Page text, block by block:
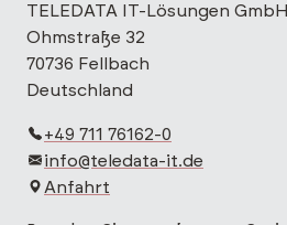
TELEDATA IT-Lösungen GmbH
Ohmstraße 32
70736 Fellbach
Deutschland
+49 711 76162-0
info@teledata-it.de
Anfahrt